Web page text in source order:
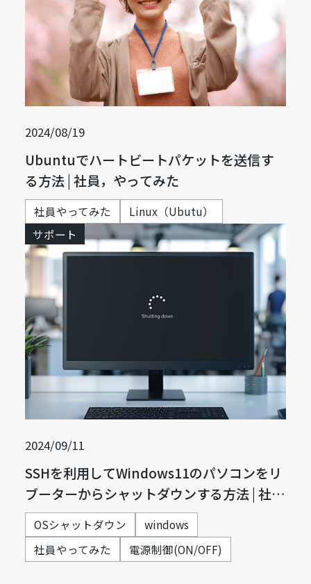
2024/08/19
Ubuntuでハートビートパケットを送信す
る方法 | 社員，やってみた
社員やってみた
Linux（Ubutu）
サポート
2024/09/11
SSHを利用してWindows11のパソコンをリ
ブーターからシャットダウンする方法 | 社
員，やってみた
OSシャットダウン
windows
社員やってみた
電源制御(ON/OFF)